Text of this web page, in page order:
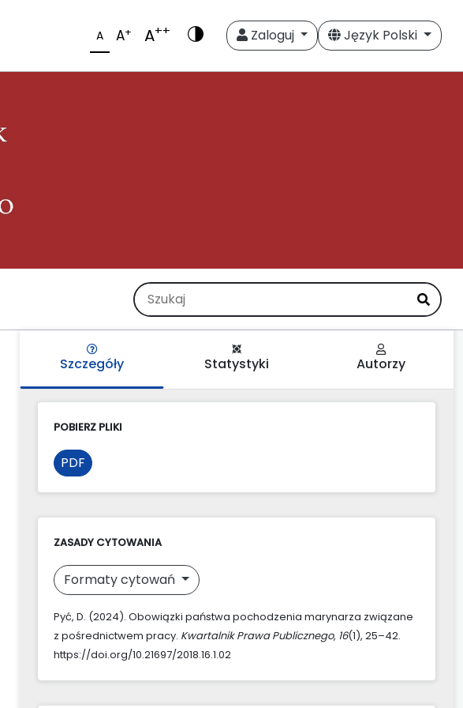
A A+ A++ Zaloguj Język Polski
Szczegóły Statystyki Autorzy
POBIERZ PLIKI
PDF
ZASADY CYTOWANIA
Formaty cytowań
Pyć, D. (2024). Obowiązki państwa pochodzenia marynarza związane
z pośrednictwem pracy. Kwartalnik Prawa Publicznego, 16(1), 25–42.
https://doi.org/10.21697/2018.16.1.02